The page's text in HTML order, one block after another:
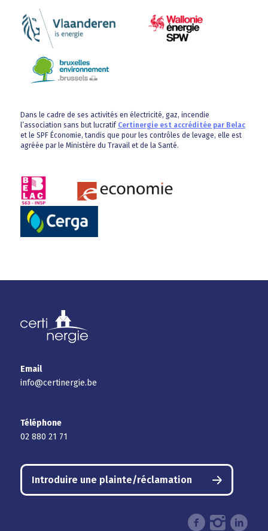
Dans le cadre de ses activités en électricité, gaz, incendie
l’association sans but lucratif Certinergie est accréditée par Belac
et le SPF Économie, tandis que pour les contrôles de levage, elle est
agréée par le Ministère du Travail et de la Santé.
Email
info@certinergie.be
Téléphone
02 880 21 71
Introduire une plainte/réclamation